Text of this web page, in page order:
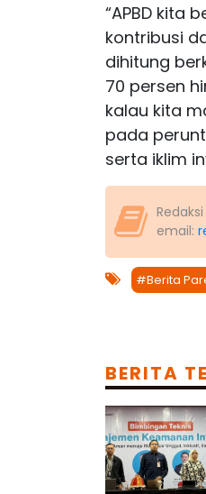
“APBD kita
kontribusi
dihitung
70 persen
kalau kita
pada
serta iklim
Redaksi
email:
#Berita
BERITA